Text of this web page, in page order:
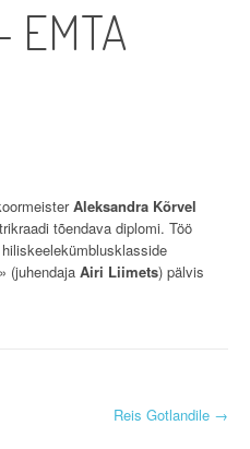
EMTA
Aleksandra Kõrvel
tõendava diplomi. Töö
(juhendaja Airi Liimets) pälvis
Reis Gotlandile →